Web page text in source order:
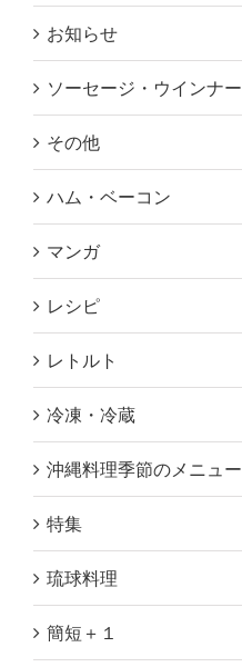
お知らせ
ソーセージ・ウインナー
その他
ハム・ベーコン
マンガ
レシピ
レトルト
冷凍・冷蔵
沖縄料理季節のメニュー
特集
琉球料理
簡短＋１